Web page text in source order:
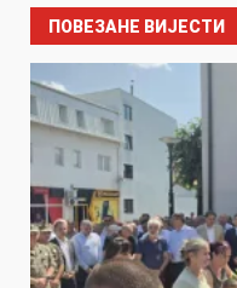
ПОВЕЗАНЕ ВИЈЕСТИ